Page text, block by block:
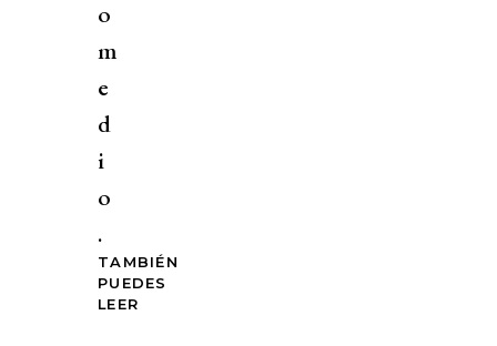
o
m
e
d
i
o
.
TAMBIÉN
PUEDES
LEER